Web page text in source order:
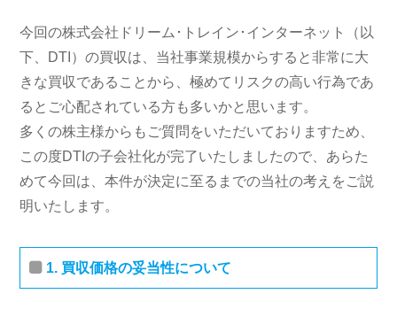
今回の株式会社ドリーム･トレイン･インターネット（以
下、DTI）の買収は、当社事業規模からすると非常に大
きな買収であることから、極めてリスクの高い行為であ
るとご心配されている方も多いかと思います。
多くの株主様からもご質問をいただいておりますため、
この度DTIの子会社化が完了いたしましたので、あらた
めて今回は、本件が決定に至るまでの当社の考えをご説
明いたします。
1. 買収価格の妥当性について